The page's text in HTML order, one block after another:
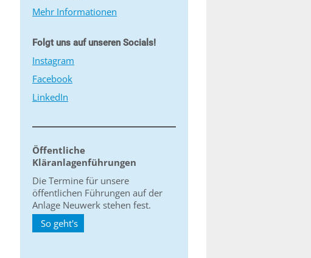
Mehr Informationen
Folgt uns auf unseren Socials!
Instagram
Facebook
LinkedIn
Öffentliche
Kläranlagenführungen
Die Termine für unsere
öffentlichen Führungen auf der
Anlage Neuwerk stehen fest.
So geht's